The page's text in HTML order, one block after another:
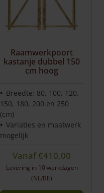
Raamwerkpoort
kastanje dubbel 150
cm hoog
Breedte: 80, 100, 120,
150, 180, 200 en 250
(cm)
Variaties en maatwerk
mogelijk
Vanaf€410,00
Levering in 10 werkdagen
(NL/BE)